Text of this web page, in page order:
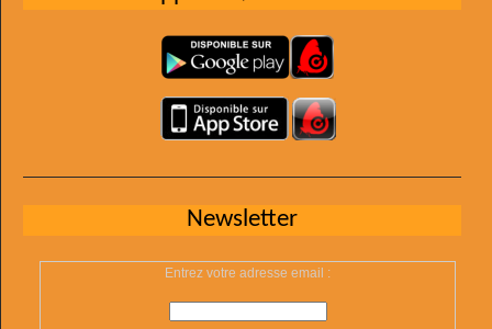
Newsletter
Entrez votre adresse email :